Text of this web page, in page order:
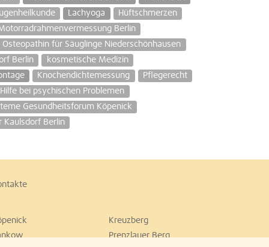
Lachyoga
Hüftschmerzen
Berlin
Osteopathin für Säuglinge Niederschönhausen
Berlin
kosmetische Medizin
Knochendichtemessung
Pflegerecht
Hilfe bei psychischen Problemen
Gesundheitsforum Köpenick
Kaulsdorf Berlin
Kreuzberg
Prenzlauer Berg